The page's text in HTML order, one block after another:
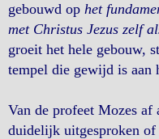
gebouwd op het
met Christus Jezus zelf
groeit het hele gebouw,
tempel die gewijd is aan
Van de profeet Mozes af
duidelijk uitgesproken of